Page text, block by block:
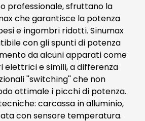
professionale, sfruttano la
che garantisce la potenza
e ingombri ridotti. Sinumax
con gli spunti di potenza
da alcuni apparati come
elettrici e simili, a differenza
''switching'' che non
ottimale i picchi di potenza.
carcassa in alluminio,
con sensore temperatura.